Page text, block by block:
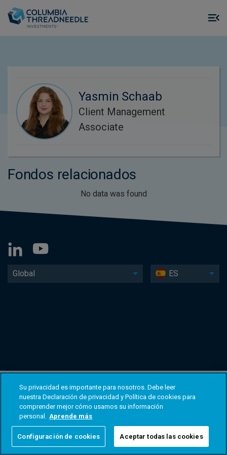
Yasmin Schaab
Client Management
Associate
Fondos relacionados
No data was found
Global ES
Su privacidad es importante para nosotros. Debe leer
nuestra Declaración de privacidad y Política de cookies para
comprender mejor cómo usamos su información
personal. Aprende más
Configuración de cookies Aceptar todas las cookies